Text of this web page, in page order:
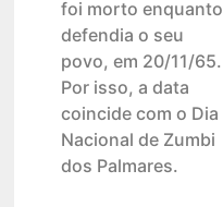
foi morto enquanto
defendia o seu
povo, em 20/11/65.
Por isso, a data
coincide com o Dia
Nacional de Zumbi
dos Palmares.